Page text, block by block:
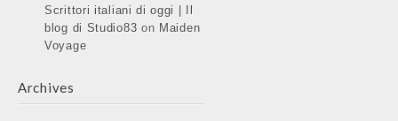
Scrittori italiani di oggi | Il
blog di Studio83 on Maiden
Voyage
Archives